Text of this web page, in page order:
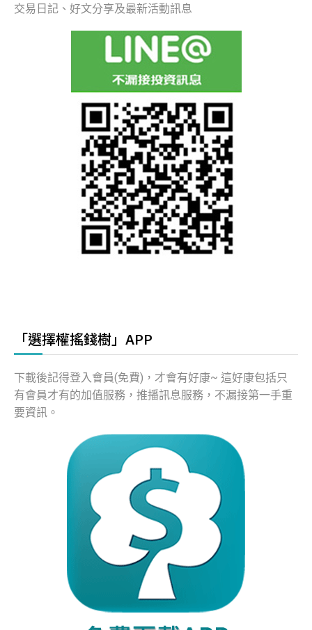
交易日記、好文分享及最新活動訊息
「選擇權搖錢樹」APP
下載後記得登入會員(免費)，才會有好康~ 這好康包括只
有會員才有的加值服務，推播訊息服務，不漏接第一手重
要資訊。